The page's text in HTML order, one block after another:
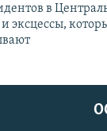
в
эксцессы,